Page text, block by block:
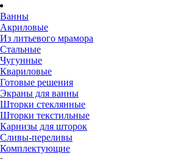
Ванны
Акриловые
Из литьевого мрамора
Стальные
Чугунные
Квариловые
Готовые решения
Экраны для ванны
Шторки стеклянные
Шторки текстильные
Карнизы для шторок
Сливы-переливы
Комплектующие